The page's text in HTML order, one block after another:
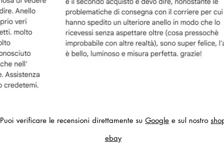
Puoi verificare le recensioni direttamente su Google e sul nostro
ebay